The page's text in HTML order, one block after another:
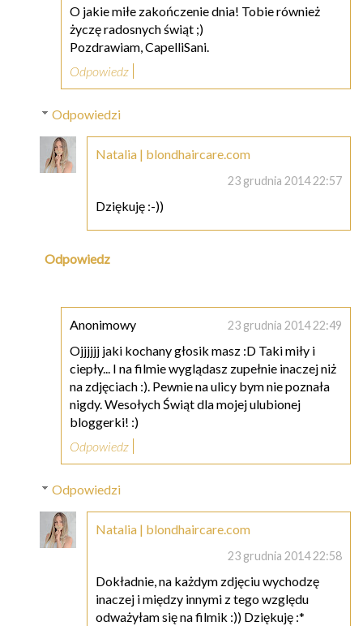
O jakie miłe zakończenie dnia! Tobie również
życzę radosnych świąt ;)
Pozdrawiam, CapelliSani.
Odpowiedz
Odpowiedzi
Natalia | blondhaircare.com
23 grudnia 2014 22:57
Dziękuję :-))
Odpowiedz
Anonimowy 23 grudnia 2014 22:49
Ojjjjjj jaki kochany głosik masz :D Taki miły i
ciepły... I na filmie wyglądasz zupełnie inaczej niż
na zdjęciach :). Pewnie na ulicy bym nie poznała
nigdy. Wesołych Świąt dla mojej ulubionej
bloggerki! :)
Odpowiedz
Odpowiedzi
Natalia | blondhaircare.com
23 grudnia 2014 22:58
Dokładnie, na każdym zdjęciu wychodzę
inaczej i między innymi z tego względu
odważyłam się na filmik :)) Dziękuję :*